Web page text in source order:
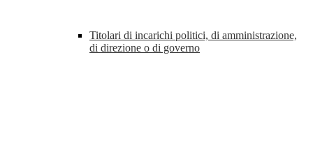
Titolari di incarichi politici, di amministrazione,
di direzione o di governo